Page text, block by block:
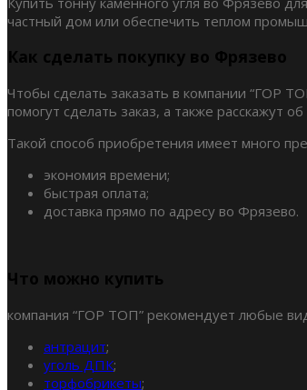
частный дом или обеспечить теплом
Как сделать покупку во Фрязево
Чтобы сделать заказать в компании “ГОР
помогут сделать заказ, а также расскажут
Такой способ приобретения имеет много
экономия времени;
быстрая оплата;
доставка прямо по адресу во Фрязево.
Что можно купить
компания “ГОР ТОП” рекомендует любые
антрацит;
уголь ДПК;
торфобрикеты;